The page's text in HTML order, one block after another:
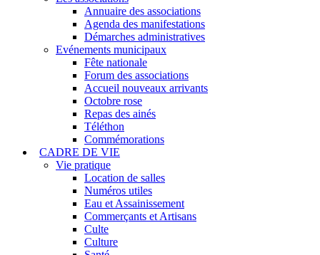
Annuaire des associations
Agenda des manifestations
Démarches administratives
Evénements municipaux
Fête nationale
Forum des associations
Accueil nouveaux arrivants
Octobre rose
Repas des ainés
Téléthon
Commémorations
CADRE DE VIE
Vie pratique
Location de salles
Numéros utiles
Eau et Assainissement
Commerçants et Artisans
Culte
Culture